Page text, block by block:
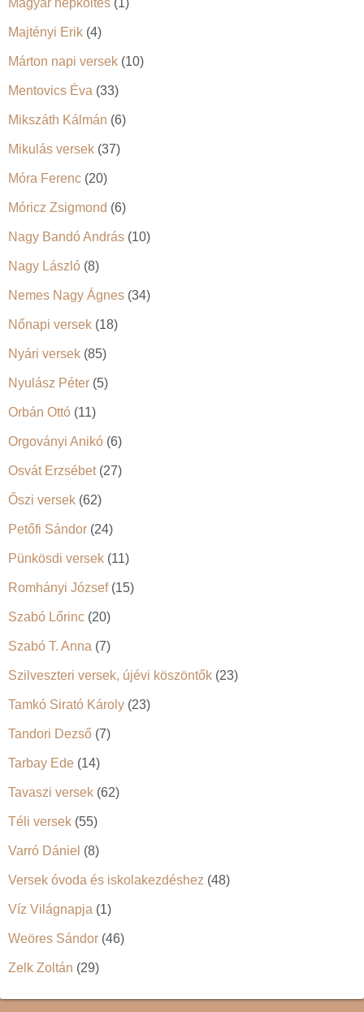
Majtényi Erik (4)
Márton napi versek (10)
Mentovics Éva (33)
Mikszáth Kálmán (6)
Mikulás versek (37)
Móra Ferenc (20)
Móricz Zsigmond (6)
Nagy Bandó András (10)
Nagy László (8)
Nemes Nagy Ágnes (34)
Nőnapi versek (18)
Nyári versek (85)
Nyulász Péter (5)
Orbán Ottó (11)
Orgoványi Anikó (6)
Osvát Erzsébet(27)
Őszi versek (62)
Petőfi Sándor (24)
Pünkösdi versek (11)
Romhányi József(15)
Szabó Lőrinc (20)
Szabó T. Anna (7)
Szilveszteri versek, újévi köszöntők (23)
Tamkó Sirató Károly (23)
Tandori Dezső (7)
Tarbay Ede (14)
Tavaszi versek (62)
Téli versek (55)
Varró Dániel (8)
Versek óvoda és iskolakezdéshez (48)
Víz Világnapja (1)
Weöres Sándor (46)
Zelk Zoltán (29)